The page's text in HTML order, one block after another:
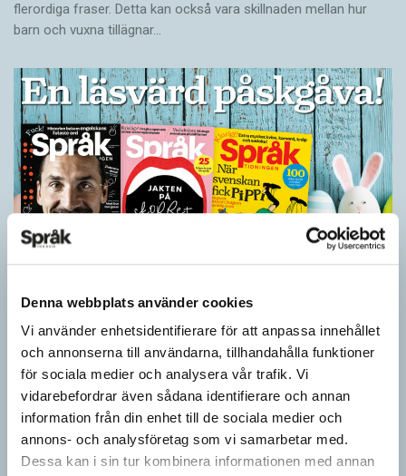
Denna webbplats använder cookies
Vi använder enhetsidentifierare för att anpassa innehållet
och annonserna till användarna, tillhandahålla funktioner
för sociala medier och analysera vår trafik. Vi
vidarebefordrar även sådana identifierare och annan
information från din enhet till de sociala medier och
annons- och analysföretag som vi samarbetar med.
Dessa kan i sin tur kombinera informationen med annan
flerordiga fraser. Detta kan också vara skillnaden mellan hur
barn och vuxna tillägnar…
Ge bort Språktidningen till påsk!
SPRÅKBLOGGEN
Inför påsken har vi ett riktigt fint erbjudande. Just nu kan du ge
bort 3 nummer av Språktidningen för bara 99 kronor! Du kan
också…